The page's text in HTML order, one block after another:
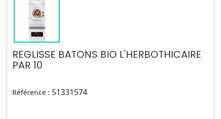
REGLISSE BATONS BIO L'HERBOTHICAIRE
PAR 10
Référence : 51331574